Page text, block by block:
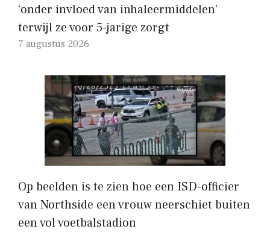
‘onder invloed van inhaleermiddelen’
terwijl ze voor 5-jarige zorgt
7 augustus 2026
Op beelden is te zien hoe een ISD-officier
van Northside een vrouw neerschiet buiten
een vol voetbalstadion